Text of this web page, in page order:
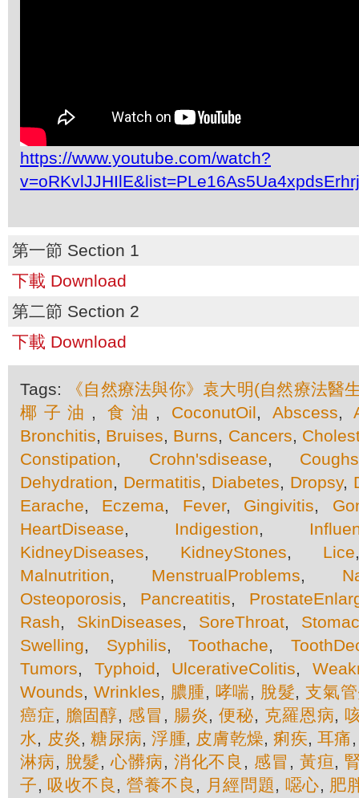
https://www.youtube.com/watch?
第一節 Section 1
下載 Download
第二節 Section 2
下載 Download
Tags:
《自然療法與你》袁大明(自然療法醫
椰子油 ,食油 , CoconutOil, Abscess,
Bronchitis, Bruises, Burns, Cancers,
Constipation, Crohn'sdisease, Coughs
Dehydration, Dermatitis, Diabetes, Dropsy,
Earache, Eczema, Fever, Gingivitis,
HeartDisease, Indigestion,
KidneyDiseases, KidneyStones, Lice
Malnutrition, MenstrualProblems,
Osteoporosis, Pancreatitis,
Rash, SkinDiseases, SoreThroat,
Swelling, Syphilis, Toothache,
Tumors, Typhoid, UlcerativeColitis,
Wounds, Wrinkles, 膿腫, 哮喘, 脫髮,支氣
癌症, 膽固醇, 感冒 , 腸炎,便秘, 克羅恩病,
水, 皮炎,糖尿病,浮腫, 皮膚乾燥,痢疾, 耳痛
淋病, 脫髮,心髒病, 消化不良 , 感冒 , 黃疸,
子, 吸收不良 ,營養不良 , 月經問題, 噁心, 肥